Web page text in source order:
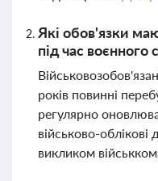
Які обов'язки
під час воєнного
років повинні
регулярно
військово-
викликом